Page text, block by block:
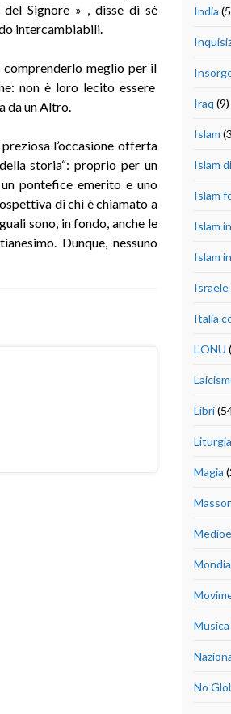
Signore » , disse di sé
intercambiabili.
meglio per il
non è loro lecito essere
da un Altro.
l’occasione offerta
storia“: proprio per un
pontefice emerito e uno
di chi è chiamato a
sono, in fondo, anche le
Dunque, nessuno
India
Iraq (9)
Islam
Islam
Islam
Islam
Islam
Israele
Italia
L'ONU
Libri
Liturgia
Magia
No